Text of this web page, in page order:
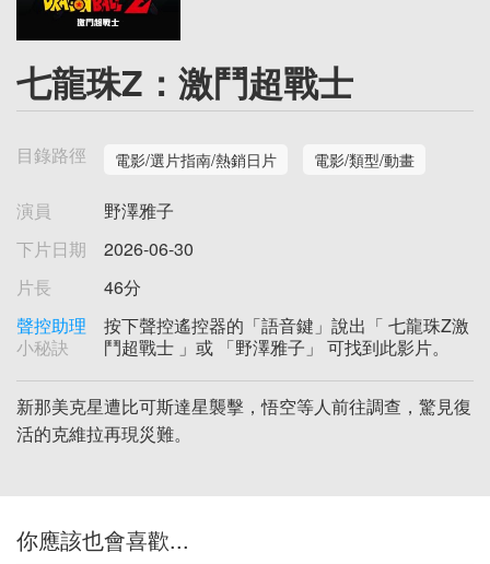
七龍珠Z：激鬥超戰士
目錄路徑 電影/選片指南/熱銷日片 電影/類型/動畫
演員
野澤雅子
下片日期
2026-06-30
片長
46分
聲控助理
小秘訣
按下聲控遙控器的「語音鍵」說出「 七龍珠Z激
鬥超戰士 」或 「野澤雅子」 可找到此影片。
新那美克星遭比可斯達星襲擊，悟空等人前往調查，驚見復
活的克維拉再現災難。
你應該也會喜歡...